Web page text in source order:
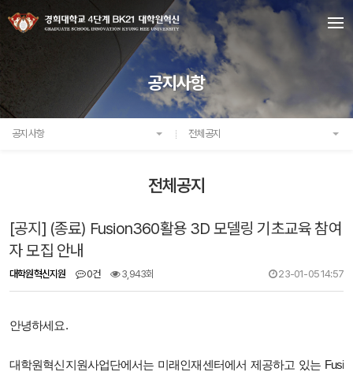
공지사항
공지사항 전체공지
전체공지
[공지] (종료) Fusion360활용 3D 모델링 기초교육 참여
자 모집 안내
대학원혁신지원 0건 3,943회 23-01-05 14:57
안녕하세요.
대학원혁신지원사업단에서는 미래인재센터에서 제공하고 있는 Fusi